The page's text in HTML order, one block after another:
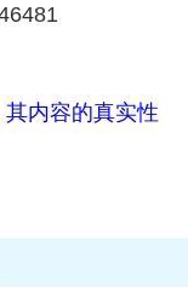
内容的真实性